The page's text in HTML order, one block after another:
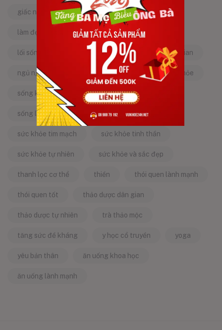
giấc ngủ ngon kinh nghiệm dân gian
làm đẹp từ bên trong làm đẹp tự nhiên
lối sống lành mạnh mật ong mẹo dân gian
ngủ ngon năng lượng tích cực sống khỏe
sống khỏe mỗi ngày sống khỏe đẹp
sống lành mạnh sống tích cực
sức khỏe tim mạch sức khỏe tinh thần
sức khỏe tự nhiên sức khỏe và sắc đẹp
thanh lọc cơ thể thiền thói quen lành mạnh
thói quen tốt thảo dược dân gian
thảo dược tự nhiên trà thảo mộc
tăng sức đề kháng y học cổ truyền yoga
yêu bản thân ăn uống khoa học
ăn uống lành mạnh